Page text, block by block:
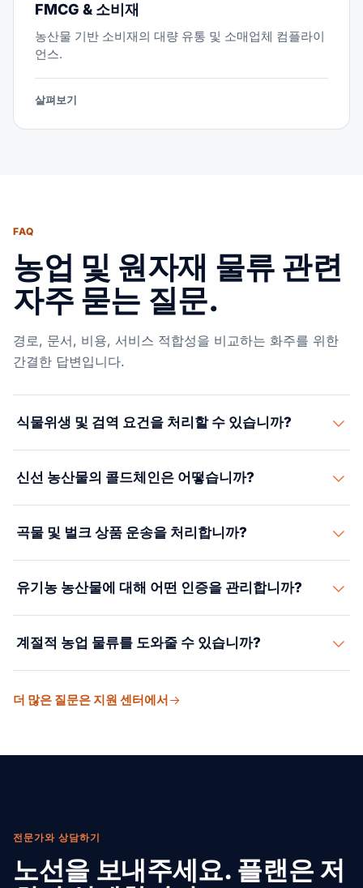
FMCG & 소비재
농산물 기반 소비재의 대량 유통 및 소매업체 컴플라이
언스.
살펴보기
FAQ
농업 및 원자재 물류 관련
자주 묻는 질문.
경로, 문서, 비용, 서비스 적합성을 비교하는 화주를 위한
간결한 답변입니다.
식물위생 및 검역 요건을 처리할 수 있습니까?
역 처리, 훈증 요건을 관리합니다. 양국 요건을 사전에 확인
하여 항구에서의 거부를 방지합니다.
신선 농산물의 콜드체인은 어떻습니까?
유지합니다. 실시간 온도 모니터링, 환기 관리, 에틸렌 제어
를 포함합니다.
곡물 및 벌크 상품 운송을 처리합니까?
너, 항구 사일로를 통해 운송합니다. 품질 검사와 중량 인증
을 포함합니다.
유기농 농산물에 대해 어떤 인증을 관리합니까?
Alliance, Non-GMO 등 농산물 인증의 서류 관리, 추적 가
능성, 컴플라이언스를 지원합니다.
계절적 농업 물류를 도와줄 수 있습니까?
계획을 수립합니다. 시즌 피크에도 안정적인 운송 서비스
더 많은 질문은 지원 센터에서
전문가와 상담하기
노선을 보내주세요. 플랜은 저